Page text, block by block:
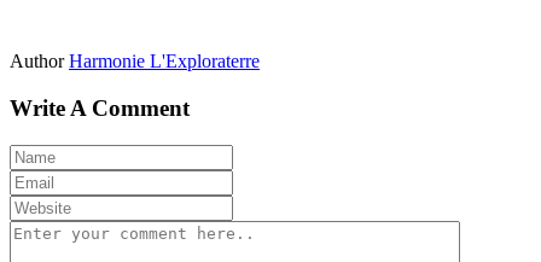
Author Harmonie L'Exploraterre
Write A Comment